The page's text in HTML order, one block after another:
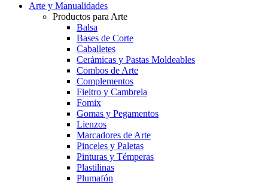
Arte y Manualidades
Productos para Arte
Balsa
Bases de Corte
Caballetes
Cerámicas y Pastas Moldeables
Combos de Arte
Complementos
Fieltro y Cambrela
Fomix
Gomas y Pegamentos
Lienzos
Marcadores de Arte
Pinceles y Paletas
Pinturas y Témperas
Plastilinas
Plumafón